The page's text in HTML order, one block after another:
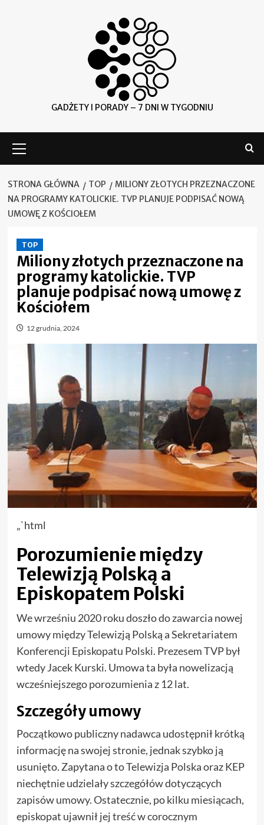
GADŻETY I PORADY – 7 DNI W TYGODNIU
główne
STRONA GŁÓWNA TOP
MILIONY ZŁOTYCH PRZEZNACZONE
NA PROGRAMY KATOLICKIE. TVP PLANUJE PODPISAĆ NOWĄ
UMOWĘ Z KOŚCIOŁEM
TOP
Miliony złotych przeznaczone na
programy katolickie. TVP
planuje podpisać nową umowę z
Kościołem
12 grudnia, 2024
„`html
Porozumienie między
Telewizją Polską a
Episkopatem Polski
We wrześniu 2020 roku doszło do zawarcia nowej
umowy między Telewizją Polską a Sekretariatem
Konferencji Episkopatu Polski. Prezesem TVP był
wtedy Jacek Kurski. Umowa ta była nowelizacją
wcześniejszego porozumienia z 12 lat.
Szczegóły umowy
Początkowo publiczny nadawca udostępnił krótką
informację na swojej stronie, jednak szybko ją
usunięto. Zapytana o to Telewizja Polska oraz KEP
niechętnie udzielały szczegółów dotyczących
zapisów umowy. Ostatecznie, po kilku miesiącach,
episkopat ujawnił jej treść w corocznym